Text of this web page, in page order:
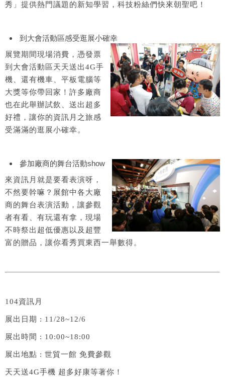
秀」提供熱門議題的新知學習，科技粉絲們快來朝聖吧！
到大會活動區感受逛展小確幸
展覽期間現場消費，憑發票
到大會活動區天天送出4G手
機、還有機車、平板電腦等
大獎等你帶回家！許多廠商
也在此舉辦試飲、送出超多
好禮，讓你的資訊月之旅感
受滿滿的逛展小確幸。
參加廠商的舞台活動show
來資訊月就是要看表演呀，
不然要幹嘛？展館中各大廠
商的舞台表演活動，讓參觀
者有看、有玩還有拿，現場
不時祭出超低優惠以及超豐
富的贈品，讓你看秀買東西一舉數得。
104資訊月
展出日期 : 11/28~12/6
展出時間 : 10:00~18:00
展出地點 : 世貿一館 免費參觀
天天送4G手機 超多好康等著你！